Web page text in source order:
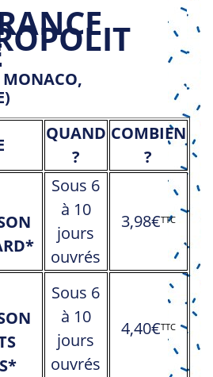
MONACO,
QUAND
?
COMBIEN
?
Sous 6
à 10
jours
ouvrés
3,98€TTC
Sous 6
à 10
jours
ouvrés
4,40€TTC